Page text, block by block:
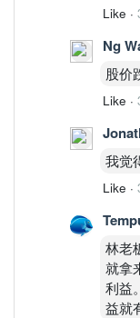
Like ·
Ng
股价
Like ·
我觉
Like ·
林老
就拿
利益
益就